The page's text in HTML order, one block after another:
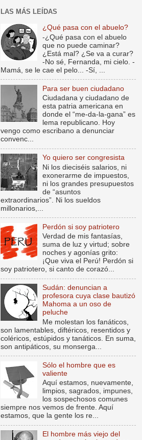
LAS MÁS LEÍDAS
¿Qué pasa con el abuelo?
-¿Qué pasa con el abuelo
que no puede caminar?
¿Está mal? ¿Se va a curar?
-No sé, Fernanda, mi cielo. -
Mamá, se le cae el pelo... -Sí, ...
Para ser buen ciudadano
Ciudadana y ciudadano de
esta patria americana en
donde el “me-da-la-gana” es
lema republicano. Hoy
vengo como escribano a denunciar
convenc...
Yo quiero ser congresista
Ni los dieciséis salarios, ni
exonerarme de impuestos,
ni los grandes presupuestos
de “asuntos
extraordinarios”. Ni los sueldos
millonarios,...
Perdón si soy patriotero
Verdad de mis fantasías,
suma de luz y virtud; sobre
noches y agonías grito:
¡Que viva el Perú! Perdón si
soy patriotero, si canto de corazó...
Sudán: denuncian a
profesora cuya clase bautizó
Mahoma a un oso de
peluche
Me molestan los fanáticos,
son lamentables, diftéricos, resentidos y
coléricos, estúpidos y tanáticos. En suma,
son antipáticos, su monserga...
Sólo el hombre que es
valiente
Aquí estamos, nuevamente,
limpios, sagrados, impunes,
los sospechosos comunes
siempre nos vemos de frente. Aquí
estamos, que la gente los re...
El hombre más viejo del